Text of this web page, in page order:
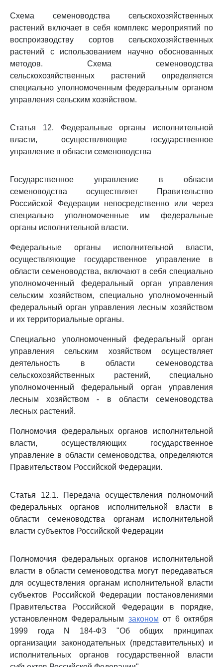
Схема семеноводства сельскохозяйственных
растений включает в себя комплекс мероприятий по
воспроизводству сортов сельскохозяйственных
растений с использованием научно обоснованных
методов. Схема семеноводства
сельскохозяйственных растений определяется
специально уполномоченным федеральным органом
управления сельским хозяйством.
Статья 12. Федеральные органы исполнительной
власти, осуществляющие государственное
управление в области семеноводства
Государственное управление в области
семеноводства осуществляет Правительство
Российской Федерации непосредственно или через
специально уполномоченные им федеральные
органы исполнительной власти.
Федеральные органы исполнительной власти,
осуществляющие государственное управление в
области семеноводства, включают в себя специально
уполномоченный федеральный орган управления
сельским хозяйством, специально уполномоченный
федеральный орган управления лесным хозяйством
и их территориальные органы.
Специально уполномоченный федеральный орган
управления сельским хозяйством осуществляет
деятельность в области семеноводства
сельскохозяйственных растений, специально
уполномоченный федеральный орган управления
лесным хозяйством - в области семеноводства
лесных растений.
Полномочия федеральных органов исполнительной
власти, осуществляющих государственное
управление в области семеноводства, определяются
Правительством Российской Федерации.
Статья 12.1. Передача осуществления полномочий
федеральных органов исполнительной власти в
области семеноводства органам исполнительной
власти субъектов Российской Федерации
Полномочия федеральных органов исполнительной
власти в области семеноводства могут передаваться
для осуществления органам исполнительной власти
субъектов Российской Федерации постановлениями
Правительства Российской Федерации в порядке,
установленном Федеральным законом от 6 октября
1999 года N 184-ФЗ "Об общих принципах
организации законодательных (представительных) и
исполнительных органов государственной власти